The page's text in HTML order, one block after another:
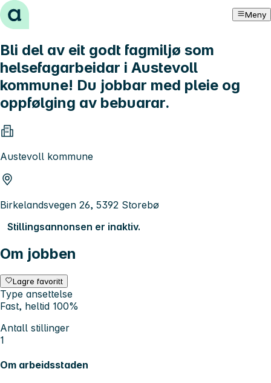
Hopp til innhold Meny
Bli del av eit godt fagmiljø som
helsefagarbeidar i Austevoll
kommune! Du jobbar med pleie og
oppfølging av bebuarar.
Austevoll kommune
Birkelandsvegen 26, 5392 Storebø
Stillingsannonsen er inaktiv.
Om jobben
Lagre favoritt
Type ansettelse
Fast, heltid 100%
Antall stillinger
1
Om arbeidsstaden